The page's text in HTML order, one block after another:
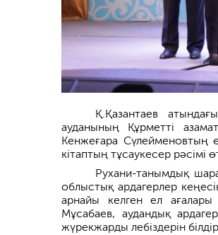
Қ.Қазантаев
ауданының Құрметті
Кенжеғара Сүлейменовтың
кітаптың тұсаукесер рәсімі
Рухани-танымдық
облыстық ардагерлер
арнайы келген ел
Мұсабаев, аудандық
жүрекжарды лебіздерін